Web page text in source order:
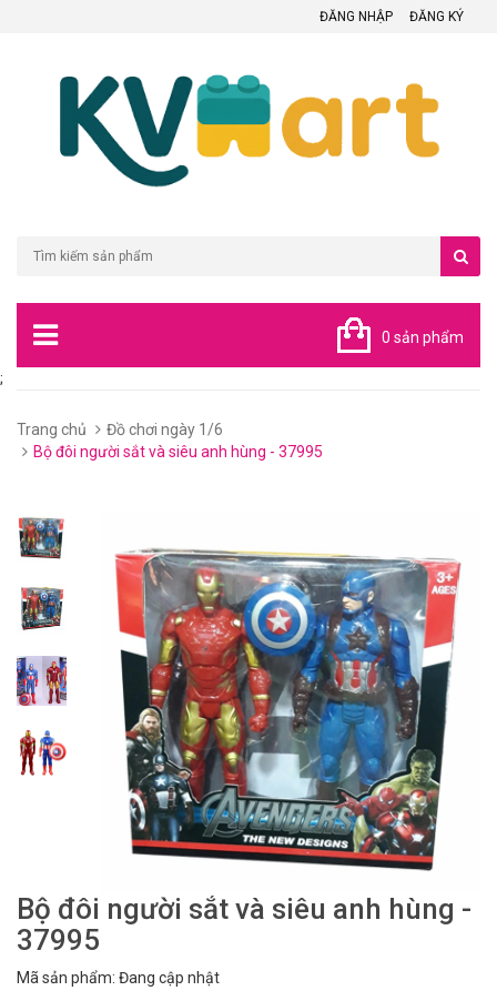
ĐĂNG NHẬP ĐĂNG KÝ
0 sản phẩm
;
Trang chủ
Đồ chơi ngày 1/6
Bộ đôi người sắt và siêu anh hùng - 37995
Bộ đôi người sắt và siêu anh hùng -
37995
Mã sản phẩm: Đang cập nhật